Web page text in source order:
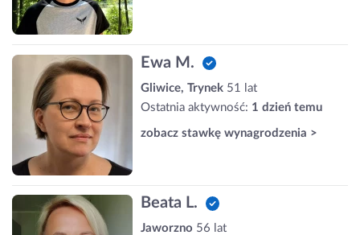
Ewa M.
Gliwice, Trynek 51 lat
Ostatnia aktywność: 1 dzień temu
zobacz stawkę wynagrodzenia >
Beata L.
Jaworzno 56 lat